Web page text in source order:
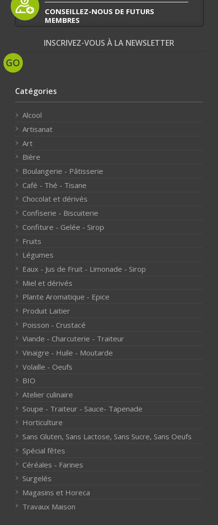
CONSEILLEZ-NOUS DE FUTURS
MEMBRES
INSCRIVEZ-VOUS À LA NEWSLETTER
Catégories
Alcool
Artisanat
Art
Bière
Boulangerie - Pâtisserie
Café - Thé - Tisane
Chocolat et dérivés
Confiserie - Biscuiterie
Confiture - Gelée - Sirop
Fruits
Légumes
Eaux - Jus de Fruit - Limonade - Sirop
Miel et dérivés
Plante Aromatique - Epice
Produit Laitier
Poisson - Crustacé
Viande - Charcuterie - Traiteur
Vinaigre - Huile - Moutarde
Volaille - Oeufs
BIO
Atelier culinaire
Soupe - Traiteur - Sauce- Tapenade
Horticulture
Sans Gluten, Sans Lactose, Sans Sucre, Sans Oeufs
Spécial fêtes
Céréales - Farines
Surgelés
Magasins et Horeca
Travaux Maison